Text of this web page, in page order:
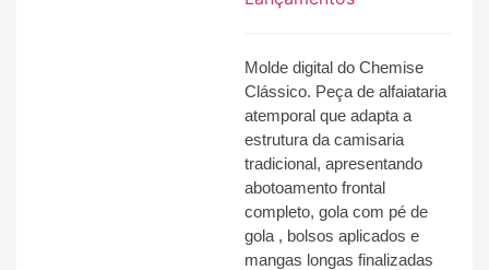
Molde digital do Chemise
Clássico. Peça de alfaiataria
atemporal que adapta a
estrutura da camisaria
tradicional, apresentando
abotoamento frontal
completo, gola com pé de
gola , bolsos aplicados e
mangas longas finalizadas